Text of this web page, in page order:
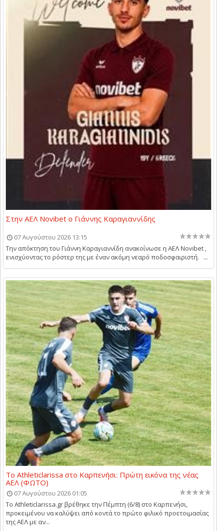
Στην ΑΕΛ Novibet ο Γιάννης Καραγιαννίδης
07 Αυγούστου 2026 13:15
Την απόκτηση του Γιάννη Καραγιαννίδη ανακοίνωσε η ΑΕΛ Novibet ,
ενισχύοντας το ρόστερ της με έναν ακόμη νεαρό ποδοσφαιριστή. ...
Το Athleticlarissa στο Καρπενήσι: Πρώτη εικόνα της νέας
ΑΕΛ (ΦΩΤΟ)
07 Αυγούστου 2026 01:05
Το Athleticlarissa.gr βρέθηκε την Πέμπτη (6/8) στο Καρπενήσι,
προκειμένου να καλύψει από κοντά το πρώτο φιλικό προετοιμασίας
της ΑΕΛ με αν...